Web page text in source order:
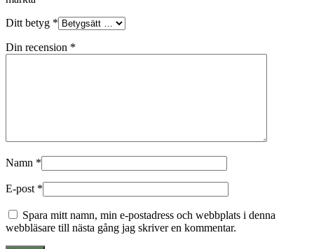
Ditt betyg *
Din recension *
Namn *
E-post *
Spara mitt namn, min e-postadress och webbplats i denna
webbläsare till nästa gång jag skriver en kommentar.